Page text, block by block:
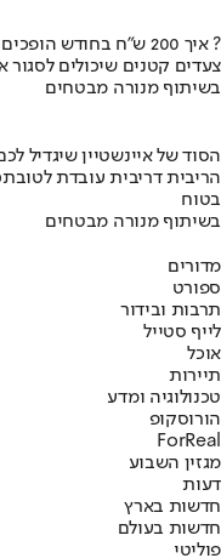
איך 200 ש"ח בחודש הופכים ל140 אלף ?
צעדים קטנים שיכולים לסגור
בשיתוף מנורה מבטחים
הסוד של איינשטיין שיגדיל
הריבית דריבית עובדת
בטוח
בשיתוף מנורה מבטחים
מדורים
ספורט
תרבות ובידור
לייף סטייל
אוכל
תיירות
טכנולוגיה ומדע
הורוסקופ
ForReal
מגזין השבוע
דעות
חדשות בארץ
חדשות בעולם
פוליטי